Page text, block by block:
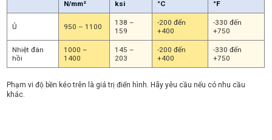
N/mm² ksi °C °F
Ủ 950 – 1100
138 –
159
-200 đến
+400
-330 đến
+750
Nhiệt đàn
hồi
1000 –
1400
145 –
203
-200 đến
+400
-330 đến
+750
Phạm vi độ bền kéo trên là giá trị điển hình. Hãy yêu cầu nếu có nhu cầu
khác.